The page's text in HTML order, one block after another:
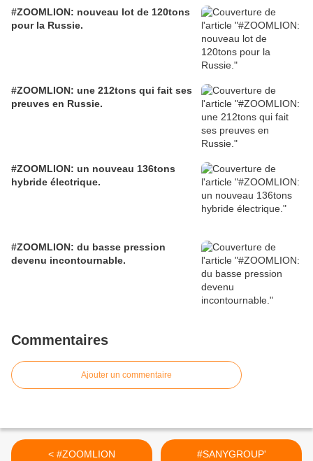
#ZOOMLION: nouveau lot de 120tons
pour la Russie.
#ZOOMLION: une 212tons qui fait ses
preuves en Russie.
#ZOOMLION: un nouveau 136tons
hybride électrique.
#ZOOMLION: du basse pression
devenu incontournable.
Commentaires
Ajouter un commentaire
< #ZOOMLION
#SANYGROUP'